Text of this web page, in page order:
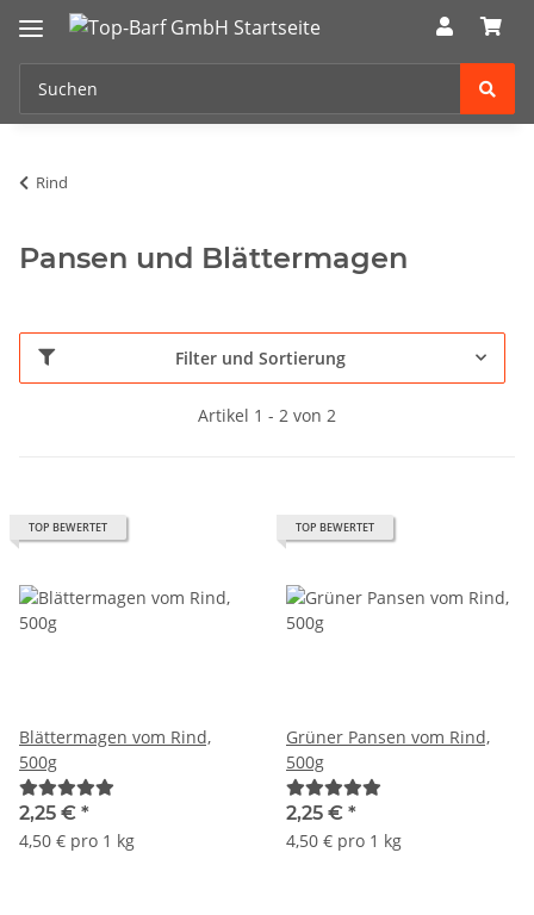
Rind
Pansen und Blättermagen
Filter und Sortierung
Artikel 1 - 2 von 2
TOP BEWERTET
Blättermagen vom Rind,
500g
2,25 € *
4,50 € pro 1 kg
TOP BEWERTET
Grüner Pansen vom Rind,
500g
2,25 € *
4,50 € pro 1 kg